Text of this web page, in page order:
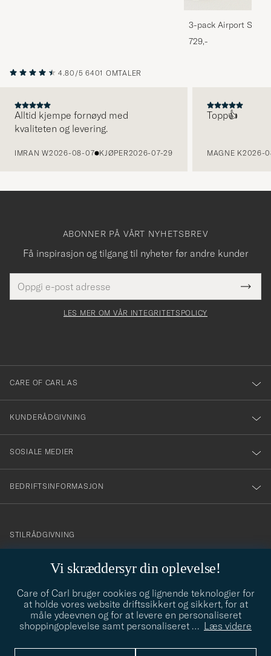
3-pack Airport
Melange
729,-
4.80/5 6401 OMTALER
Alltid kjempe fornøyd med
kvaliteten og levering.
IMRAN W2026-08-07 KJØPER2026-07-29
Topp👍
MAGNE K2026-
Vi skræddersyr din oplevelse!
Care of Carl bruger cookies og lignende teknologier for
at holde vores website driftssikkert og sikkert, for at
måle ydeevnen og for at levere en personaliseret
shoppingoplevelse samt personaliseret … Læs videre
ABONNER PÅ VÅRT NYHETSBREV
Få inspirasjon og tilgang til nyheter før andre kunder
postadresse
felt
Tack
för
dig
till
vårt
nyhetsbrev!
LES MER OM VÅR INTEGRITETSPOLICY
CARE OF CARL AS
KUNDERÅDGIVNING
SOSIALE MEDIER
BEDRIFTSINFORMASJON
info@careofcarl.no
STILRÅDGIVNING
STILRÅDGIVNING
© Care of Carl 2026